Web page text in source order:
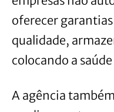
oferecer
qualidade,
colocando a
A agência